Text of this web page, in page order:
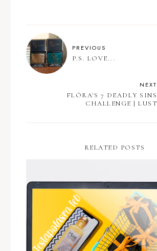
PREVIOUS
P.S. LOVE...
NEXT
FLÓRA'S 7 DEADLY SINS
CHALLENGE | LUST
RELATED POSTS